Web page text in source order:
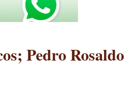
Pedro Rosaldo